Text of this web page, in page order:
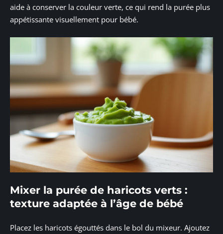
aide à conserver la couleur verte, ce qui rend la purée plus
appétissante visuellement pour bébé.
Mixer la purée de haricots verts :
texture adaptée à l’âge de bébé
Placez les haricots égouttés dans le bol du mixeur. Ajoutez